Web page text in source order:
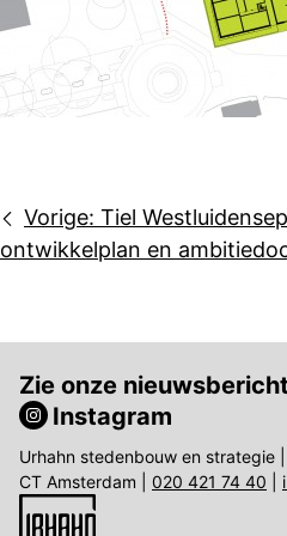
Bericht
navigatie
Vorige: Tiel
ontwikkelplan en
Zie onze
Instagram
Urhahn stedenbouw en strategie
CT Amsterdam | 020 421 74 40